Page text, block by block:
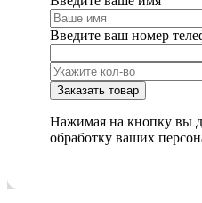
Введите ваш номер
Нажимая на кнопку вы
обработку ваших